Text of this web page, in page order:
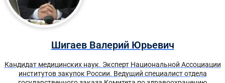
Шигаев Валерий Юрьевич
Кандидат медицинских наук. Эксперт Национальной Ассоциации
институтов закупок России. Ведущий специалист отдела